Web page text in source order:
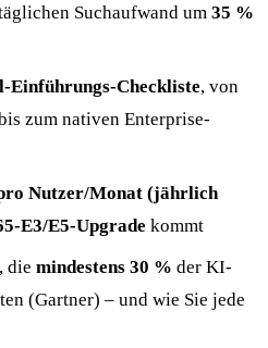
Suchaufwand um 35 %
Einführungs-Checkliste, von
zum nativen Enterprise-
Nutzer/Monat (jährlich
E3/E5-Upgrade kommt
die mindestens 30 % der KI-
(Gartner) – und wie Sie jede